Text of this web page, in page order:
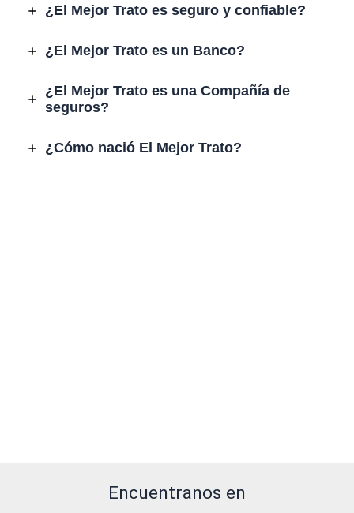
¿El Mejor Trato es seguro y confiable?
¿El Mejor Trato es un Banco?
¿El Mejor Trato es una Compañía de
seguros?
¿Cómo nació El Mejor Trato?
Encuentranos en